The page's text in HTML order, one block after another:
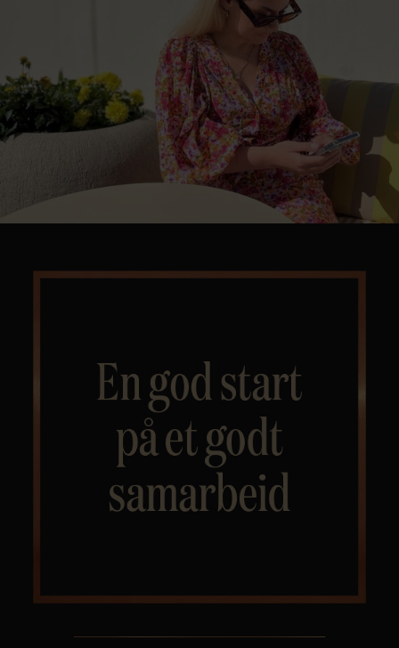
Kontor og megler
Digital boligannonsering
Styling og klargjøring
Kjøpsmegling
Om oss